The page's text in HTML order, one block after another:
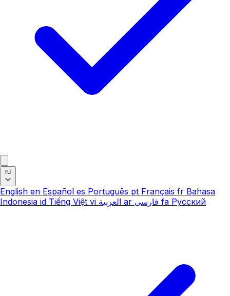
ru
English en Español es Português pt Français fr Bahasa
Indonesia id Tiếng Việt vi العربية ar فارسی fa Русский